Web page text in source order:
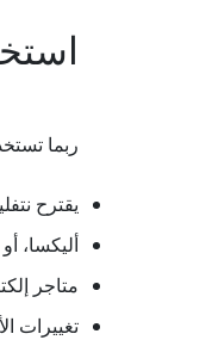
ربما
يقترح
أليكسا،
متاجر
تغييرات